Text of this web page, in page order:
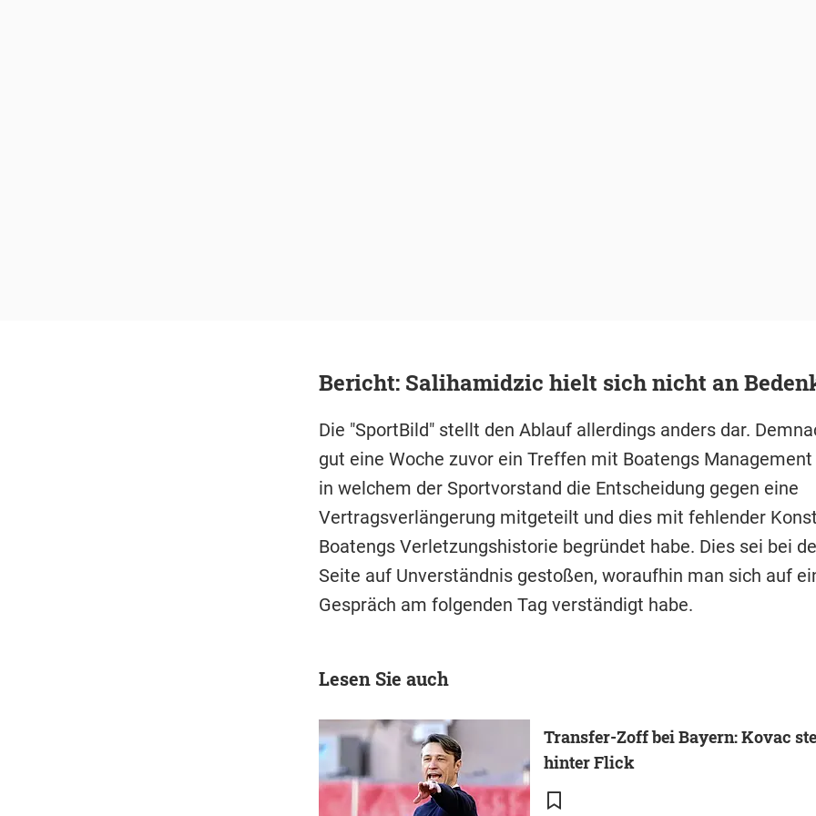
Bericht: Salihamidzic hielt sich nicht an
Die "SportBild" stellt den Ablauf allerdings anders dar.
gut eine Woche zuvor ein Treffen mit Boatengs Management
in welchem der Sportvorstand die Entscheidung gegen eine
Vertragsverlängerung mitgeteilt und dies mit fehlender
Boatengs Verletzungshistorie begründet habe. Dies sei bei
Seite auf Unverständnis gestoßen, woraufhin man sich auf
Gespräch am folgenden Tag verständigt habe.
Lesen Sie auch
Transfer-Zoff bei Bayern: Kovac
hinter Flick